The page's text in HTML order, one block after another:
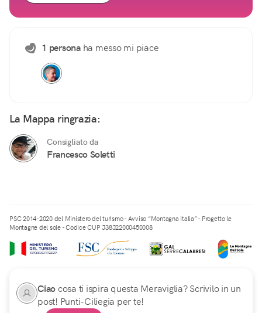
1 personaha messo mi piace
La Mappa ringrazia:
Consigliato da
Francesco Soletti
PSC 2014-2020 del Ministero del turismo - Avviso “Montagna Italia” - Progetto le
Montagne del sole - Codice CUP J38J22000450008
Ciaocosa ti ispira questa Meraviglia? Scrivilo in un
post! Punti-Ciliegia per te!